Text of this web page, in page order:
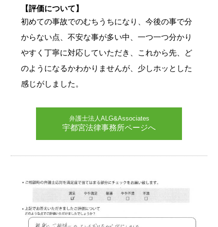
【評価について】
初めての事故でのむちうちになり、今後の事で分
からない点、不安な事が多い中、一つ一つ分かり
やすく丁寧に対応していただき、これから先、ど
のようになるかわかりませんが、少しホッとした
感じがしました。
弁護士法人ALG&Associates
宇都宮法律事務所ページへ